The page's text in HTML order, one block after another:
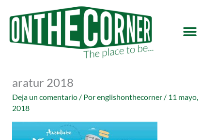
contenido
aratur 2018
Deja un comentario / Porenglishonthecorner / 11 mayo,
2018